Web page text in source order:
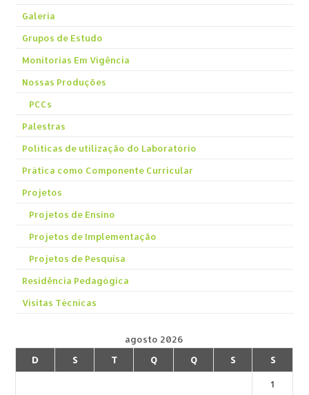
Galeria
Grupos de Estudo
Monitorias Em Vigência
Nossas Produções
PCCs
Palestras
Políticas de utilização do Laboratório
Prática como Componente Curricular
Projetos
Projetos de Ensino
Projetos de Implementação
Projetos de Pesquisa
Residência Pedagógica
Visitas Técnicas
agosto 2026
D
S T Q Q S S
1